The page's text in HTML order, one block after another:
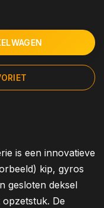
is een innovatieve
kip, gyros
gesloten deksel
De